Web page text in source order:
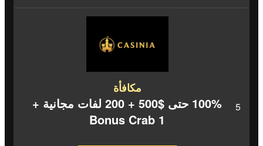
مكافأة
100% حتى $500 + 200 لفات مجانية +
1 Bonus Crab